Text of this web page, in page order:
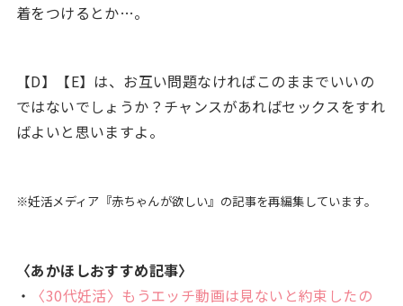
着をつけるとか…。
【D】【E】は、お互い問題なければこのままでいいの
ではないでしょうか？チャンスがあればセックスをすれ
ばよいと思いますよ。
※妊活メディア『赤ちゃんが欲しい』の記事を再編集しています。
〈あかほしおすすめ記事〉
・
〈30代妊活〉もうエッチ動画は見ないと約束したの